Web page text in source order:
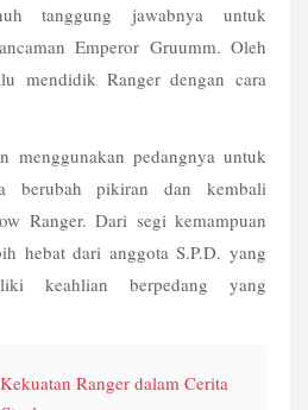
tanggung jawabnya untuk
Emperor Gruumm. Oleh
mendidik Ranger dengan cara
menggunakan pedangnya untuk
berubah pikiran dan kembali
Ranger. Dari segi kemampuan
hebat dari anggota S.P.D. yang
keahlian berpedang yang
Ranger dalam Cerita